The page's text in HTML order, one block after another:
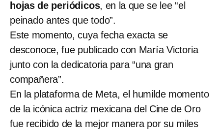
hojas de periódicos, en la que se lee “el
peinado antes que todo”.
Este momento, cuya fecha exacta se
desconoce, fue publicado con María Victoria
junto con la dedicatoria para “una gran
compañera”.
En la plataforma de Meta, el humilde momento
de la icónica actriz mexicana del Cine de Oro
fue recibido de la mejor manera por su miles